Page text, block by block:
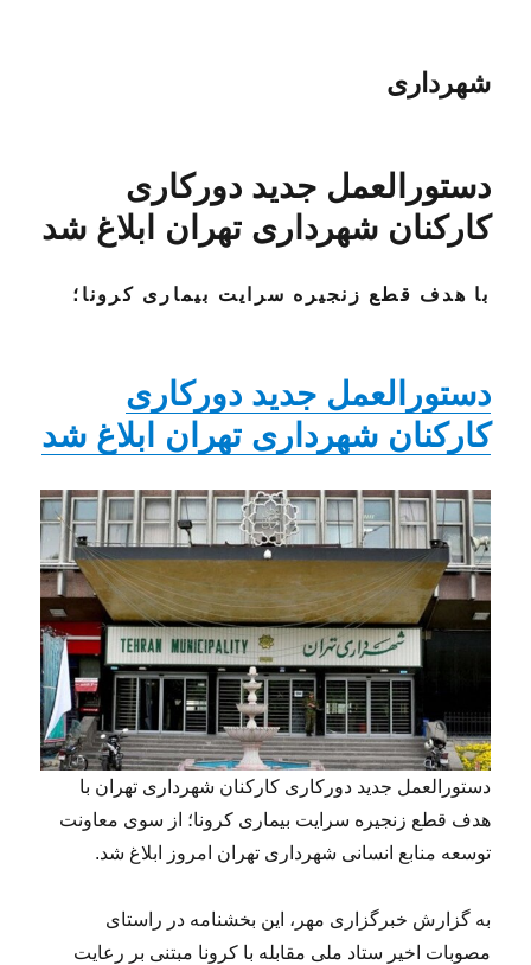
شهرداری
دستورالعمل جدید دورکاری
کارکنان شهرداری تهران ابلاغ شد
با هدف قطع زنجیره سرایت بیماری کرونا؛
دستورالعمل جدید دورکاری
کارکنان شهرداری تهران ابلاغ شد
دستورالعمل جدید دورکاری کارکنان شهرداری تهران با
هدف قطع زنجیره سرایت بیماری کرونا؛ از سوی معاونت
توسعه منابع انسانی شهرداری تهران امروز ابلاغ شد.
به گزارش خبرگزاری مهر، این بخشنامه در راستای
مصوبات اخیر ستاد ملی مقابله با کرونا مبتنی بر رعایت